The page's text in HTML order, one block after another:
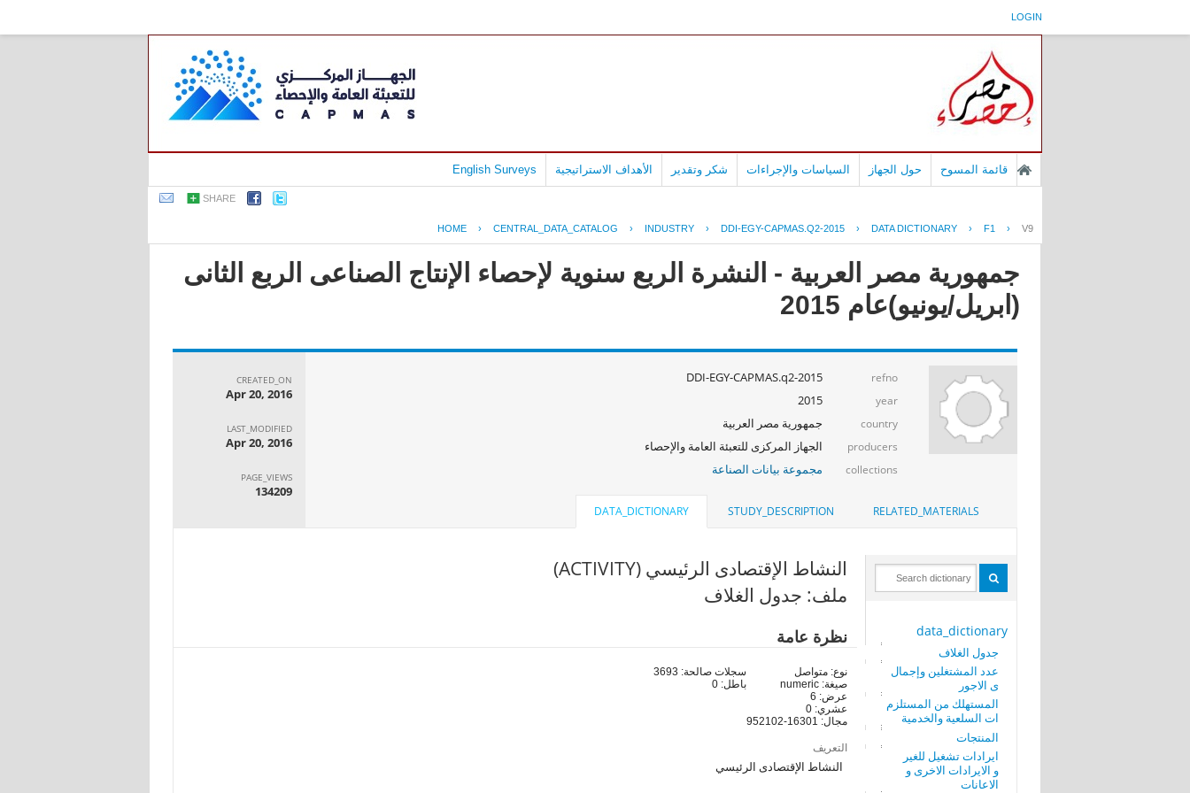
LOGIN
قائمة المسوح حول الجهاز السياسات والإجراءات شكر وتقدير الأهداف الاستراتيجية English Surveys
SHARE
HOME › CENTRAL_DATA_CATALOG › INDUSTRY › DDI-EGY-CAPMAS.Q2-2015 › DATA DICTIONARY › F1 › V9
جمهورية مصر العربية - النشرة الربع سنوية لإحصاء الإنتاج الصناعى الربع الثانى
(ابريل/يونيو)عام 2015
refno
DDI-EGY-CAPMAS.q2-2015
year
2015
country جمهورية مصر العربية
producers الجهاز المركزى للتعبئة العامة والإحصاء
collections مجموعة بيانات الصناعة
CREATED_ON
Apr 20, 2016
LAST_MODIFIED
Apr 20, 2016
PAGE_VIEWS
134209
RELATED_MATERIALS
STUDY_DESCRIPTION
DATA_DICTIONARY
data_dictionary
جدول الغلاف
عدد المشتغلين وإجمال
ى الاجور
المستهلك من المستلزم
ات السلعية والخدمية
المنتجات
ايرادات تشغيل للغير
و الايرادات الاخرى و
الاعانات
النشاط الإقتصادى الرئيسي (ACTIVITY)
ملف: جدول الغلاف
نظرة عامة
نوع: متواصل
صيغة: numeric
عرض: 6
عشري: 0
مجال: 16301-952102
سجلات صالحة: 3693
باطل: 0
التعريف
النشاط الإقتصادى الرئيسي